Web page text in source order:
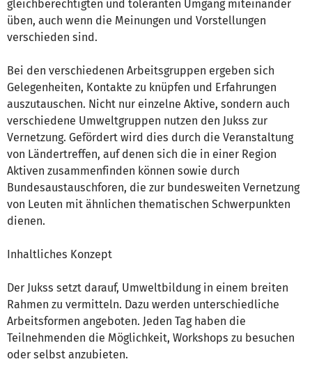
gleichberechtigten und toleranten Umgang miteinander
üben, auch wenn die Meinungen und Vorstellungen
verschieden sind.
Bei den verschiedenen Arbeitsgruppen ergeben sich
Gelegenheiten, Kontakte zu knüpfen und Erfahrungen
auszutauschen. Nicht nur einzelne Aktive, sondern auch
verschiedene Umweltgruppen nutzen den Jukss zur
Vernetzung. Gefördert wird dies durch die Veranstaltung
von Ländertreffen, auf denen sich die in einer Region
Aktiven zusammenfinden können sowie durch
Bundesaustauschforen, die zur bundesweiten Vernetzung
von Leuten mit ähnlichen thematischen Schwerpunkten
dienen.
Inhaltliches Konzept
Der Jukss setzt darauf, Umweltbildung in einem breiten
Rahmen zu vermitteln. Dazu werden unterschiedliche
Arbeitsformen angeboten. Jeden Tag haben die
Teilnehmenden die Möglichkeit, Workshops zu besuchen
oder selbst anzubieten.